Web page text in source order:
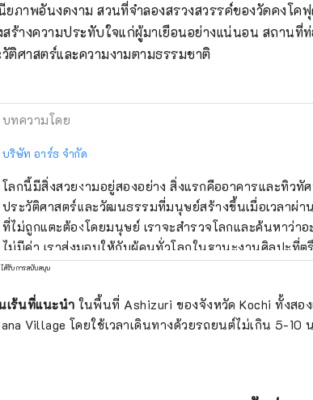
ยภาพอันงดงาม สวนที่จำลองสรวงสวรรค์ของวัดคงโค
สร้างความประทับใจแก่ผู้มาเยือนอย่างแน่นอน สถานที่
ติศาสตร์และความงามตามธรรมชาติ
บทความโดย
บริษัท อาร์ธ จำกัด
โลกนี้มีสิ่งสวยงามอยู่สองอย่าง สิ่งแรกคืออาคารและทิว
ประวัติศาสตร์และวัฒนธรรมที่มนุษย์สร้างขึ้นเมื่อเวลาผ่
ที่ไม่ถูกแตะต้องโดยมนุษย์ เราจะสำรวจโลกและค้นหาว่า
ไม่มีค่า เราส่งมอบให้กับผู้คนทั่วโลกในฐานะงานศิลปะที่ต
ด้รับการสนับสนุน
เร้นที่แนะนำ ในพื้นที่ Ashizuri ของจังหวัด Kochi ทั้งสอ
Village โดยใช้เวลาเดินทางด้วยรถยนต์ไม่เกิน 5-